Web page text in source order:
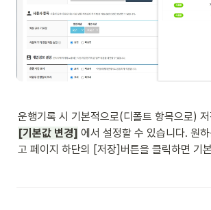
[기본값 변경] 에서 설정할 수 있습니다. 원
고 페이지 하단의 [저장]버튼을 클릭하면 기